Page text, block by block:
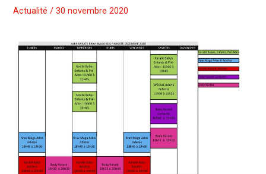
Actualité /30 novembre 2020